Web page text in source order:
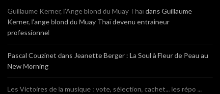
Guillaume Kerner, l’Ange blond du Muay Thaïdans Guillaume
Kerner, l’ange blond du Muay Thaï devenu entraineur
professionnel
Pascal Couzinet dans Jeanette Berger : La Soul à Fleur de Peau au
New Morning
Les Victoires de la musique : vote, sélection, cachet... les répo ...